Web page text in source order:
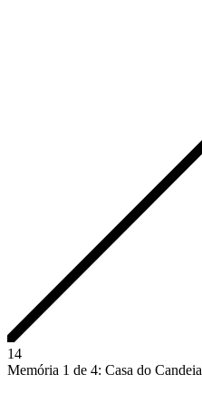
14
Memória 1 de 4: Casa do Candeia